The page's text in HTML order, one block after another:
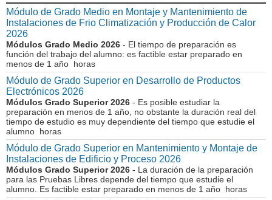
Módulo de Grado Medio en Montaje y Mantenimiento de
Instalaciones de Frio Climatización y Producción de Calor
2026
Módulos Grado Medio 2026 - El tiempo de preparación es
función del trabajo del alumno: es factible estar preparado en
menos de 1 año horas
Módulo de Grado Superior en Desarrollo de Productos
Electrónicos 2026
Módulos Grado Superior 2026 - Es posible estudiar la
preparación en menos de 1 año, no obstante la duración real del
tiempo de estudio es muy dependiente del tiempo que estudie el
alumno horas
Módulo de Grado Superior en Mantenimiento y Montaje de
Instalaciones de Edificio y Proceso 2026
Módulos Grado Superior 2026 - La duración de la preparación
para las Pruebas Libres depende del tiempo que estudie el
alumno. Es factible estar preparado en menos de 1 año horas